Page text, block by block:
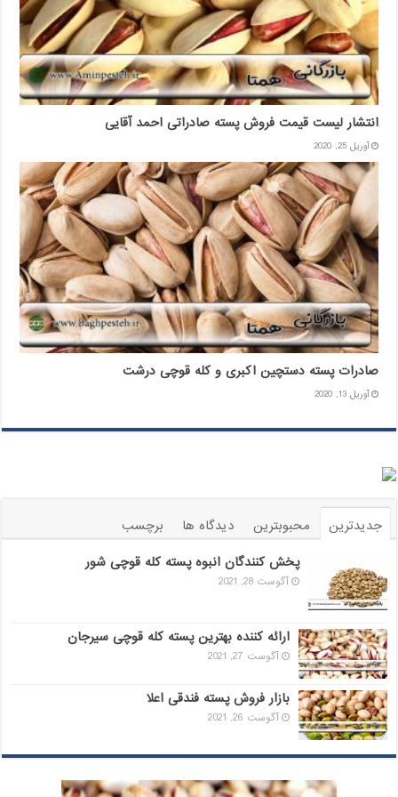
انتشار لیست قیمت فروش پسته صادراتی احمد آقایی
آوریل 25, 2020
صادرات پسته دستچین اکبری و کله قوچی درشت
آوریل 13, 2020
جدیدترین محبوبترین دیدگاه ها
برچسب
پخش کنندگان انبوه پسته کله قوچی شور
آگوست 28, 2021
ارائه کننده بهترین پسته کله قوچی سیرجان
آگوست 27, 2021
بازار فروش پسته فندقی اعلا
آگوست 26, 2021